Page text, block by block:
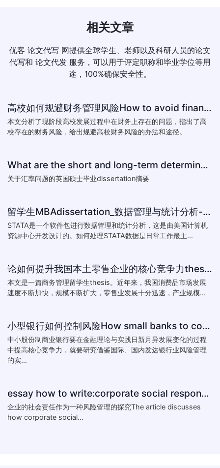
相关文章
优客 论文代写 网提供全球学生、老师以及科研人员的论文
代写和 论文代发 服务，可以用于评定职称和毕业学位等用
途，100%确保安全性。
高校如何规避财务管理风险How to avoid financial risk management colleges
本文分析了现阶段高校发展过程中在财务上存在的问题，指出了高
校存在的财务风险，给出规避高校财务风险的办法和途径。
What are the short and long-term determinants of exchange ra
关于汇率问题的英国硕士毕业dissertation摘要
留学生MBAdissertation_数据管理与统计分析-如何处理STATA数据_How to deal with data with ST
STATA是一个软件包进行数据管理和统计分析，这是由美国计算机
资源中心开发设计的。如何处理STATA数据是日常工作最主...
论如何提升我国本土零售企业的核心竞争力thesis:The theory of how to improve the core competitiveness of domestic retail e
本文是一篇商务管理留学生thesis。近年来，我国消费品市场发展
速度不断加快，规模不断扩大，零售业发展十分迅速，产业规模...
小型银行如何控制风险How small banks to control risk
中小股份制商业银行要在金融理论与实践日新月异发展变化的过程
中提高核心竞争力，就要研究借鉴国际、国内发达银行业风险管理
的实...
essay how to write:corporate social responsibility practice
企业的社会责任作为一种风险管理的探究The article discusses
how corporate social...